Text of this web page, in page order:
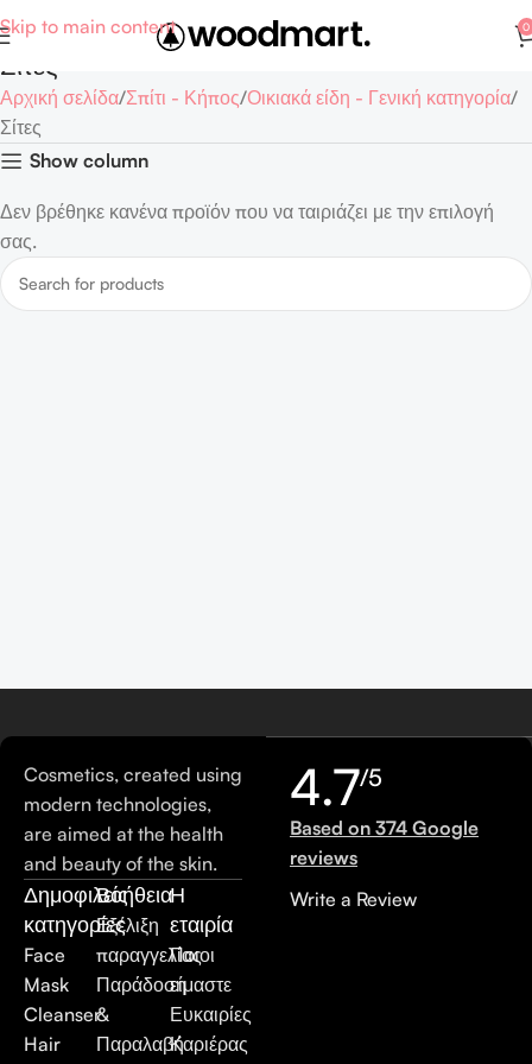
Skip to main content 0
Σίτες
Αρχική σελίδα Σπίτι - Κήπος Οικιακά είδη - Γενική κατηγορία
Σίτες
Show column
Δεν βρέθηκε κανένα προϊόν που να ταιριάζει με την επιλογή
σας.
Cosmetics, created using
modern technologies,
are aimed at the health
and beauty of the skin.
Δημοφιλείς
κατηγορίες
Face
Mask
Cleanser
Hair
Βοήθεια
Εξέλιξη
παραγγελίας
Παράδοση
&
Παραλαβή
Η
εταιρία
Ποιοι
είμαστε
Ευκαιρίες
Καριέρας
4.7/5
Based on 374 Google
reviews
Write a Review